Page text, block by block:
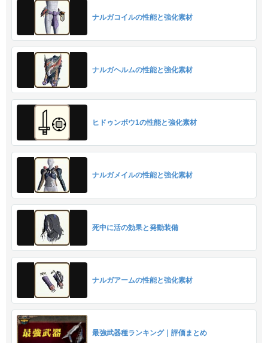
ナルガコイルの性能と強化素材
ナルガヘルムの性能と強化素材
ヒドゥンボウ1の性能と強化素材
ナルガメイルの性能と強化素材
死中に活の効果と発動装備
ナルガアームの性能と強化素材
最強武器種ランキング｜評価まとめ